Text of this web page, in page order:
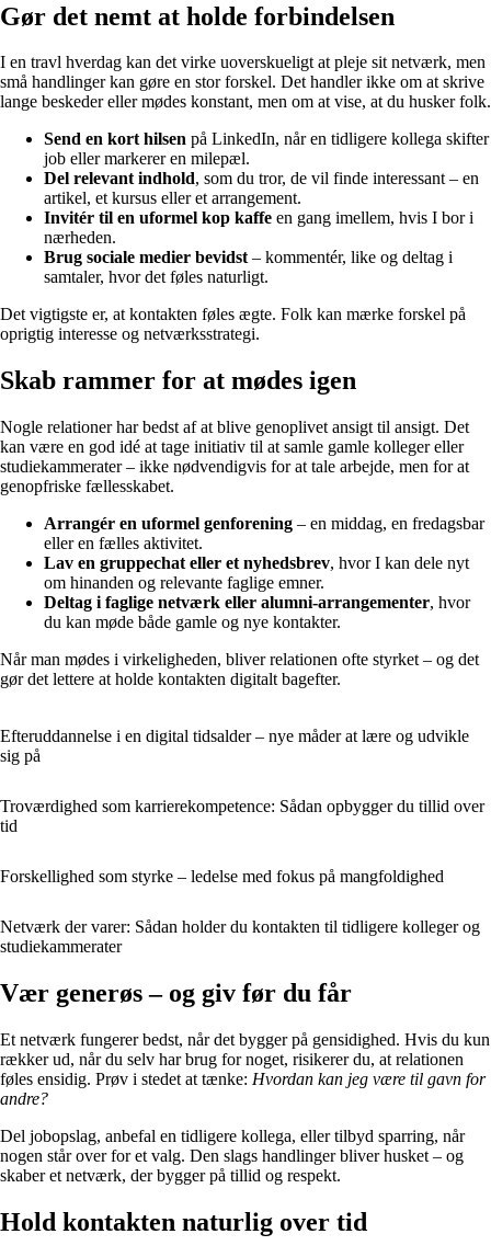
Gør det nemt at holde forbindelsen
I en travl hverdag kan det virke uoverskueligt at pleje sit netværk, men
små handlinger kan gøre en stor forskel. Det handler ikke om at skrive
lange beskeder eller mødes konstant, men om at vise, at du husker folk.
Send en kort hilsen på LinkedIn, når en tidligere kollega skifter
job eller markerer en milepæl.
Del relevant indhold, som du tror, de vil finde interessant – en
artikel, et kursus eller et arrangement.
Invitér til en uformel kop kaffe en gang imellem, hvis I bor i
nærheden.
Brug sociale medier bevidst– kommentér, like og deltag i
samtaler, hvor det føles naturligt.
Det vigtigste er, at kontakten føles ægte. Folk kan mærke forskel på
oprigtig interesse og netværksstrategi.
Skab rammer for at mødes igen
Nogle relationer har bedst af at blive genoplivet ansigt til ansigt. Det
kan være en god idé at tage initiativ til at samle gamle kolleger eller
studiekammerater – ikke nødvendigvis for at tale arbejde, men for at
genopfriske fællesskabet.
Arrangér en uformel genforening – en middag, en fredagsbar
eller en fælles aktivitet.
Lav en gruppechat eller et nyhedsbrev, hvor I kan dele nyt
om hinanden og relevante faglige emner.
Deltag i faglige netværk eller alumni-arrangementer, hvor
du kan møde både gamle og nye kontakter.
Når man mødes i virkeligheden, bliver relationen ofte styrket – og det
gør det lettere at holde kontakten digitalt bagefter.
Efteruddannelse i en digital tidsalder – nye måder at lære og udvikle
sig på
Troværdighed som karrierekompetence: Sådan opbygger du tillid over
tid
Forskellighed som styrke – ledelse med fokus på mangfoldighed
Netværk der varer: Sådan holder du kontakten til tidligere kolleger og
studiekammerater
Vær generøs – og giv før du får
Et netværk fungerer bedst, når det bygger på gensidighed. Hvis du kun
rækker ud, når du selv har brug for noget, risikerer du, at relationen
føles ensidig. Prøv i stedet at tænke: Hvordan kan jeg være til gavn for
andre?
Del jobopslag, anbefal en tidligere kollega, eller tilbyd sparring, når
nogen står over for et valg. Den slags handlinger bliver husket – og
skaber et netværk, der bygger på tillid og respekt.
Hold kontakten naturlig over tid